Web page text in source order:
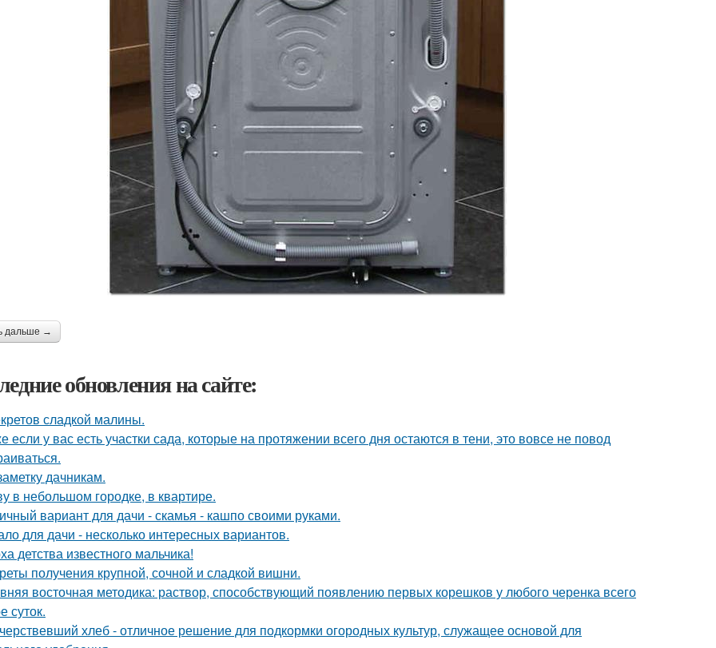
дальше →
обновления на сайте:
сладкой малины.
если у вас есть участки сада, которые на протяжении всего дня остаются в тени, это вовсе не повод
дачникам.
в небольшом городке, в квартире.
вариант для дачи - скамья - кашпо своими руками.
для дачи - несколько интересных вариантов.
детства известного мальчика!
получения крупной, сочной и сладкой вишни.
восточная методика: раствор, способствующий появлению первых корешков у любого черенка всего
суток.
хлеб - отличное решение для подкормки огородных культур, служащее основой для